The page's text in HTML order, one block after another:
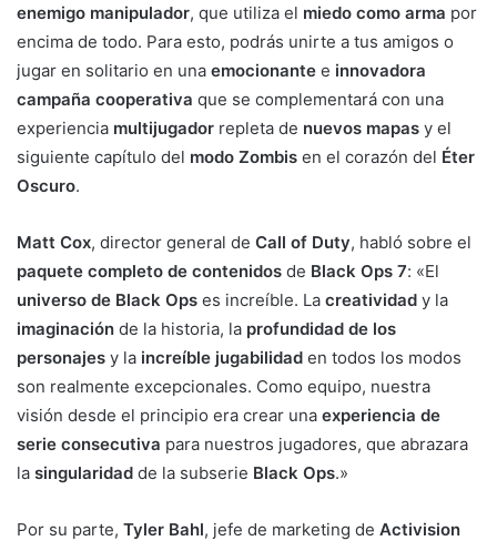
enemigo manipulador, que utiliza el miedo como arma por
encima de todo. Para esto, podrás unirte a tus amigos o
jugar en solitario en una emocionante e innovadora
campaña cooperativa que se complementará con una
experiencia multijugador repleta de nuevos mapas y el
siguiente capítulo del modo Zombis en el corazón del Éter
Oscuro.
Matt Cox, director general de Call of Duty, habló sobre el
paquete completo de contenidos de Black Ops 7: «El
universo de Black Ops es increíble. La creatividad y la
imaginación de la historia, la profundidad de los
personajes y la increíble jugabilidad en todos los modos
son realmente excepcionales. Como equipo, nuestra
visión desde el principio era crear una experiencia de
serie consecutiva para nuestros jugadores, que abrazara
la singularidad de la subserie Black Ops.»
Por su parte, Tyler Bahl, jefe de marketing de Activision